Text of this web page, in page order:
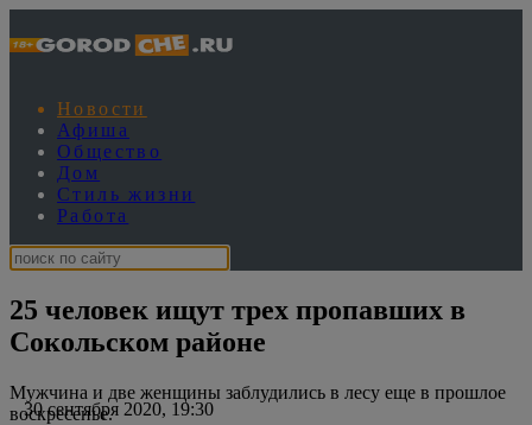
Новости
Афиша
Общество
Дом
Стиль жизни
Работа
25 человек ищут трех пропавших в
Сокольском районе
30 сентября 2020, 19:30
Мужчина и две женщины заблудились в лесу еще в прошлое
воскресенье.